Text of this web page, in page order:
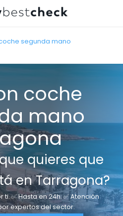
segunda mano
coche
mano
quieres que
en Tarragona?
✅ Hasta en 24h. ✅ Atención
expertos del sector.